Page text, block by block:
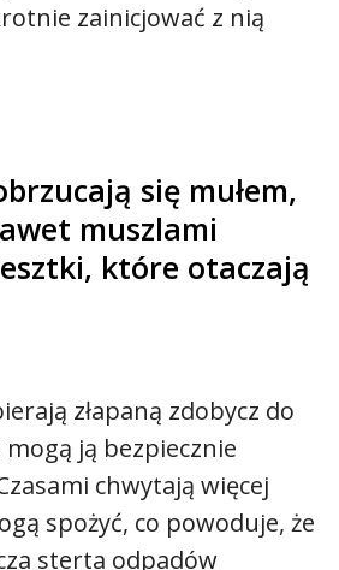
zainicjować z nią
się mułem,
muszlami
które otaczają
złapaną zdobycz do
ją bezpiecznie
chwytają więcej
spożyć, co powoduje, że
sterta odpadów